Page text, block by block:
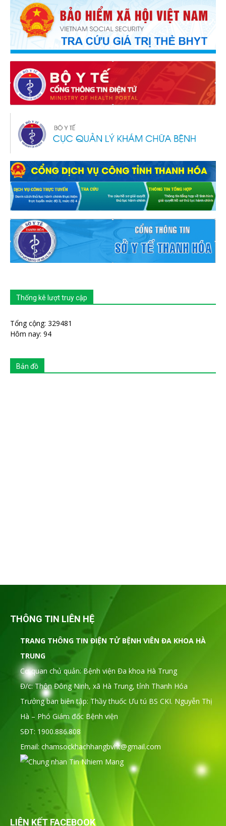
Thống kê lượt truy cập
Tổng cộng: 329481
Hôm nay: 94
Bản đồ
THÔNG TIN LIÊN HỆ
TRANG THÔNG TIN ĐIỆN TỬ BỆNH VIÊN ĐA KHOA HÀ
TRUNG
Cơ quan chủ quản: Bệnh viện Đa khoa Hà Trung
Đ/c: Thôn Đông Ninh, xã Hà Trung, tỉnh Thanh Hóa
Trưởng ban biên tập: Thầy thuốc Ưu tú BS CKI. Nguyễn Thị
Hà – Phó Giám đốc Bệnh viện
SĐT: 1900.886.808
Email: chamsockhachhangbvht@gmail.com
LIÊN KẾT FACEBOOK